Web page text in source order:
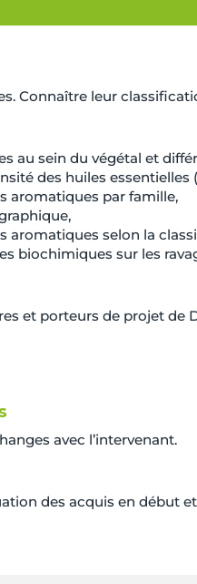
Connaître leur
au sein du végétal et
des huiles essentielles
aromatiques par famille,
aromatiques selon la
biochimiques sur les
et porteurs de projet de
avec l’intervenant.
des acquis en début